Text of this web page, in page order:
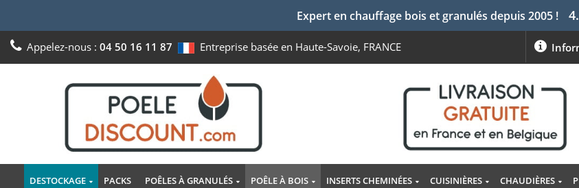
Expert en chauffage bois et granulés depuis 2005 !
Appelez-nous : 04 50 16 11 87 Entreprise basée en Haute-Savoie, FRANCE
DESTOCKAGE PACKS POÊLES À GRANULÉS POÊLE À BOIS INSERTS CHEMINÉES CUISINIÈRES CHAUDIÈRES